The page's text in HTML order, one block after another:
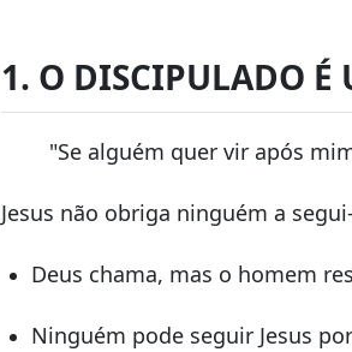
1. O DISCIPULADO É
"Se alguém quer vir após
Jesus não obriga ninguém a
Deus chama, mas o homem
Ninguém pode seguir Jesus